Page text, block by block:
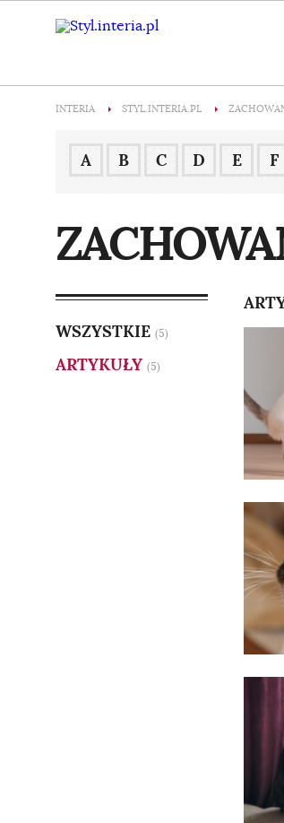
INTERIA STYL.INTERIA.PL
A B C D E F
WSZYSTKIE (5)
ARTYKUŁY (5)